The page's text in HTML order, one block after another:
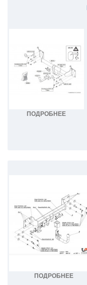
ПОДРОБНЕЕ
ПОДРОБНЕЕ